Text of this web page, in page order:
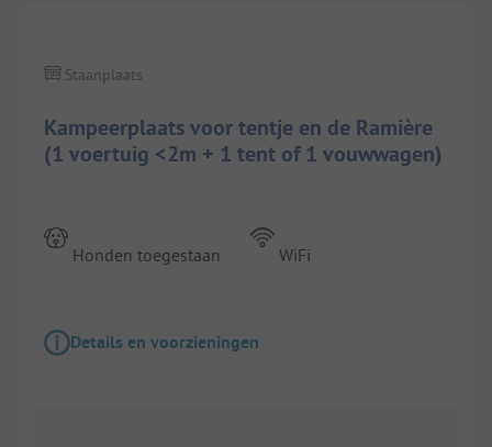
Kampeerplaats voor tentje en de Ramière
(1 voertuig <2m + 1 tent of 1 vouwwagen)
Staanplaats
Honden toegestaan WiFi
Details en voorzieningen